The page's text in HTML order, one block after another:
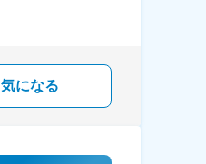
気になる